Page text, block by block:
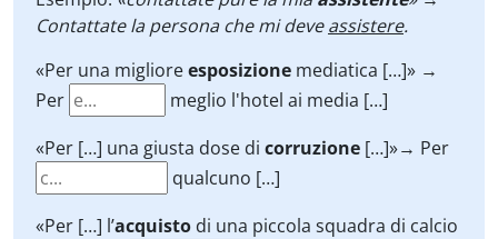
Contattate la persona che mi deveassistere.
«Per una miglioreesposizione mediatica […]» →
Per
meglio l'hotel ai media […]
«Per […] una giusta dose di corruzione […]»→ Per
qualcuno […]
«Per […] l’acquisto di una piccola squadra di calcio